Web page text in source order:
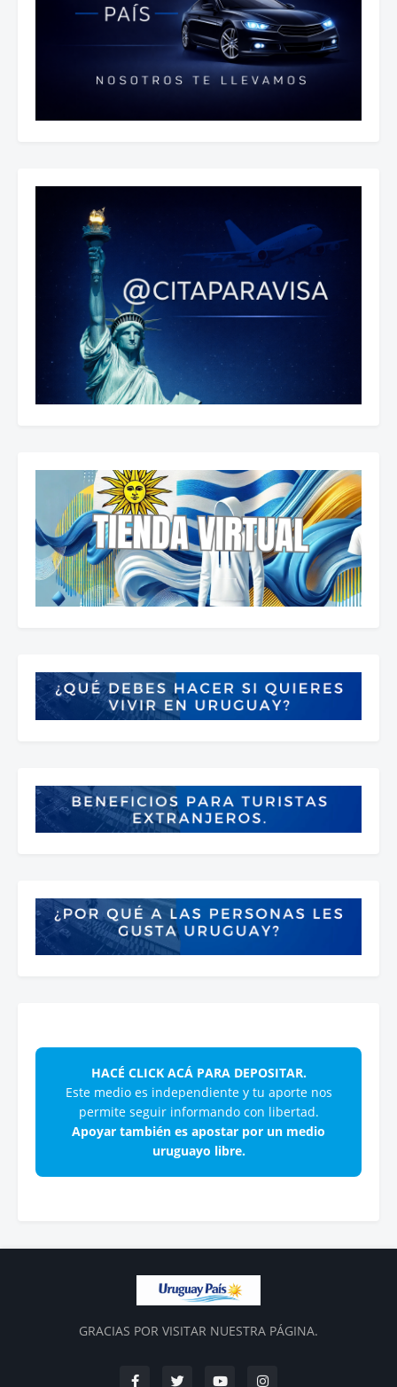
HACÉ CLICK ACÁ PARA DEPOSITAR.
Este medio es independiente y tu aporte nos
permite seguir informando con libertad.
Apoyar también es apostar por un medio
uruguayo libre.
GRACIAS POR VISITAR NUESTRA PÁGINA.